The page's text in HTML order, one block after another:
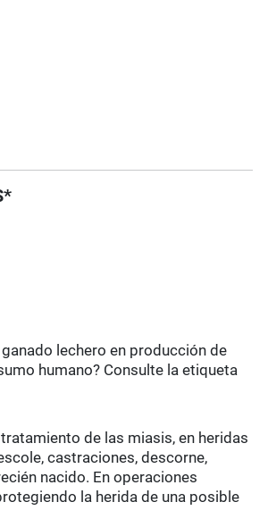
lechero en producción de
humano? Consulte la etiqueta
de las miasis, en heridas
castraciones, descorne,
nacido. En operaciones
la herida de una posible